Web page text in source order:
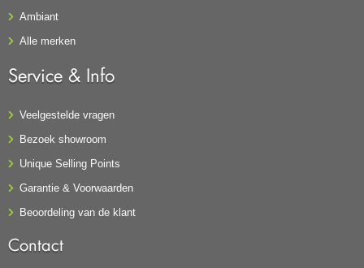
Ambiant
Alle merken
Service & Info
Veelgestelde vragen
Bezoek showroom
Unique Selling Points
Garantie & Voorwaarden
Beoordeling van de klant
Contact